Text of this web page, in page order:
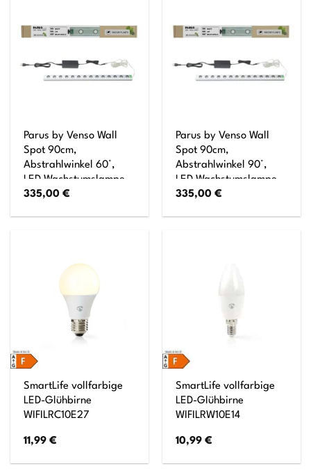
Parus by Venso Wall
Spot 90cm,
Abstrahlwinkel 60°,
LED Wachstumslampe,
Grow Light für
335,00€
Parus by Venso Wall
Spot 90cm,
Abstrahlwinkel 90°,
LED Wachstumslampe,
Grow Light für
335,00€
SmartLife vollfarbige
LED-Glühbirne
WIFILRC10E27
11,99€
SmartLife vollfarbige
LED-Glühbirne
WIFILRW10E14
10,99€